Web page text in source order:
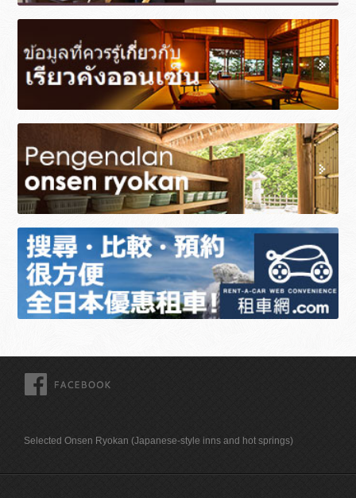
Selected Onsen Ryokan (Japanese-style inns and hot springs)